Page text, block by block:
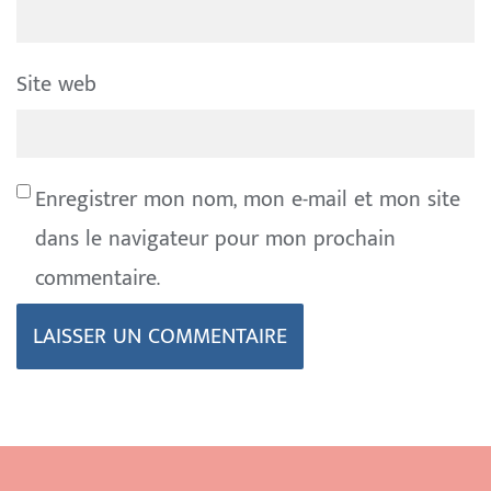
Site web
Enregistrer mon nom, mon e-mail et mon site
dans le navigateur pour mon prochain
commentaire.